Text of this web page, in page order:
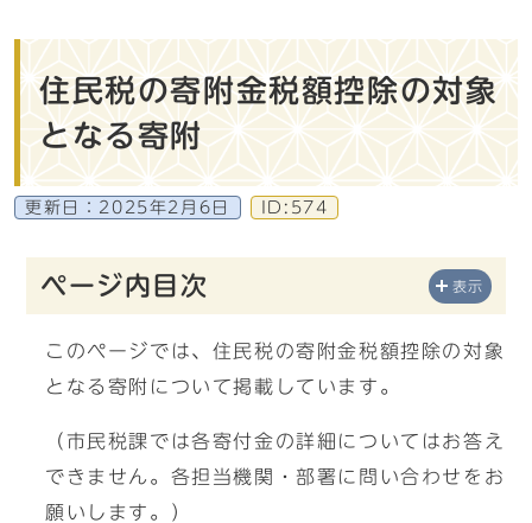
住民税の寄附金税額控除の対象
となる寄附
更新日： 2025年2月6日 ID:574
ページ内目次 表示
このページでは、住民税の寄附金税額控除の対象
となる寄附について掲載しています。
（市民税課では各寄付金の詳細についてはお答え
できません。各担当機関・部署に問い合わせをお
願いします。）